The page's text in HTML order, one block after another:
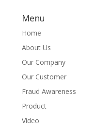
Menu
Home
About Us
Our Company
Our Customer
Fraud Awareness
Product
Video